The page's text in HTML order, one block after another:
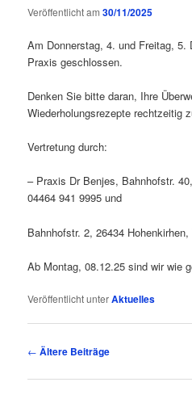
Veröffentlicht am30/11/2025
Am Donnerstag, 4. und Freitag, 5.
Praxis geschlossen.
Denken Sie bitte daran, Ihre
Wiederholungsrezepte rechtzeitig
Vertretung durch:
– Praxis Dr Benjes, Bahnhofstr.
04464 941 9995 und
Bahnhofstr. 2, 26434 Hohenkirhen,
Ab Montag, 08.12.25 sind wir wie
Veröffentlicht unterAktuelles
Beitragsnavigation
← Ältere Beiträge